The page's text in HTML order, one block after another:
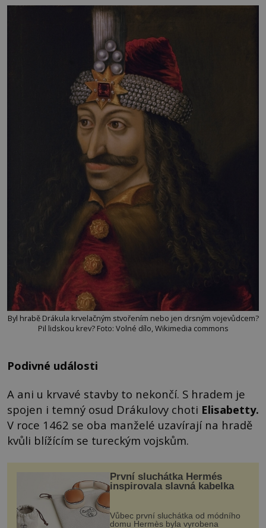
Byl hrabě Drákula krvelačným stvořením nebo jen drsným vojevůdcem?
Pil lidskou krev? Foto: Volné dílo, Wikimedia commons
Podivné události
A ani u krvavé stavby to nekončí. S hradem je
spojen i temný osud Drákulovy choti Elisabetty.
V roce 1462 se oba manželé uzavírají na hradě
kvůli blížícím se tureckým vojskům.
První sluchátka Hermés
inspirovala slavná kabelka
Vůbec první sluchátka od módního
domu Hermès byla vyrobena